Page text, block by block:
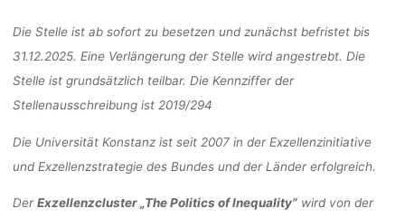
INEQUALITY”
Anja Klein
Die Stelle ist ab sofort zu besetzen und zunächst befristet bis
31.12.2025. Eine Verlängerung der Stelle wird angestrebt. Die
Stelle ist grundsätzlich teilbar. Die Kennziffer der
Stellenausschreibung ist 2019/294
Die Universität Konstanz ist seit 2007 in der Exzellenzinitiative
und Exzellenzstrategie des Bundes und der Länder erfolgreich.
Der Exzellenzcluster „The Politics of Inequality”wird von der